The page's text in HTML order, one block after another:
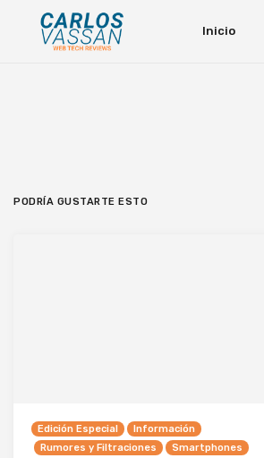
Inicio
PODRÍA GUSTARTE ESTO
Edición Especial
Información
Rumores y Filtraciones
Smartphones